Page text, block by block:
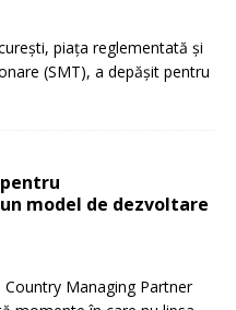
piața reglementată și
(SMT), a depășit pentru
model de dezvoltare
Managing Partner